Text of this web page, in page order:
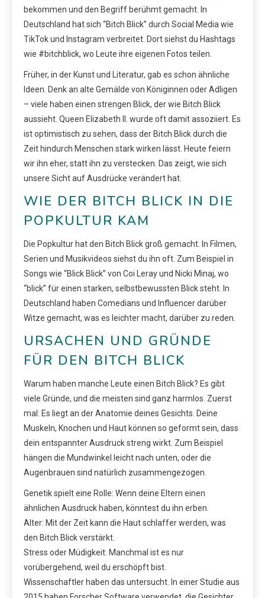
bekommen und den Begriff berühmt gemacht. In
Deutschland hat sich “Bitch Blick” durch Social Media wie
TikTok und Instagram verbreitet. Dort siehst du Hashtags
wie #bitchblick, wo Leute ihre eigenen Fotos teilen.
Früher, in der Kunst und Literatur, gab es schon ähnliche
Ideen. Denk an alte Gemälde von Königinnen oder Adligen
– viele haben einen strengen Blick, der wie Bitch Blick
aussieht. Queen Elizabeth II. wurde oft damit assoziiert. Es
ist optimistisch zu sehen, dass der Bitch Blick durch die
Zeit hindurch Menschen stark wirken lässt. Heute feiern
wir ihn eher, statt ihn zu verstecken. Das zeigt, wie sich
unsere Sicht auf Ausdrücke verändert hat.
WIE DER BITCH BLICK IN DIE
POPKULTUR KAM
Die Popkultur hat den Bitch Blick groß gemacht. In Filmen,
Serien und Musikvideos siehst du ihn oft. Zum Beispiel in
Songs wie “Blick Blick” von Coi Leray und Nicki Minaj, wo
“blick” für einen starken, selbstbewussten Blick steht. In
Deutschland haben Comedians und Influencer darüber
Witze gemacht, was es leichter macht, darüber zu reden.
URSACHEN UND GRÜNDE
FÜR DEN BITCH BLICK
Warum haben manche Leute einen Bitch Blick? Es gibt
viele Gründe, und die meisten sind ganz harmlos. Zuerst
mal: Es liegt an der Anatomie deines Gesichts. Deine
Muskeln, Knochen und Haut können so geformt sein, dass
dein entspannter Ausdruck streng wirkt. Zum Beispiel
hängen die Mundwinkel leicht nach unten, oder die
Augenbrauen sind natürlich zusammengezogen.
Genetik spielt eine Rolle: Wenn deine Eltern einen
ähnlichen Ausdruck haben, könntest du ihn erben.
Alter: Mit der Zeit kann die Haut schlaffer werden, was
den Bitch Blick verstärkt.
Stress oder Müdigkeit: Manchmal ist es nur
vorübergehend, weil du erschöpft bist.
Wissenschaftler haben das untersucht. In einer Studie aus